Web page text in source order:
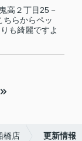
高２丁目25－
ちらからペッ
も綺麗ですよ
橋店 更新情報